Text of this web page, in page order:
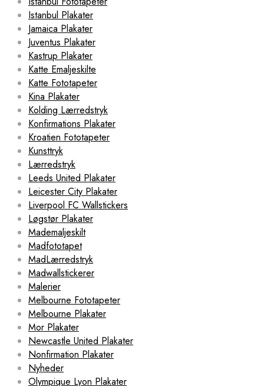
Istanbul Plakater
Jamaica Plakater
Juventus Plakater
Kastrup Plakater
Katte Emaljeskilte
Katte Fototapeter
Kina Plakater
Kolding Lærredstryk
Konfirmations Plakater
Kroatien Fototapeter
Kunsttryk
Lærredstryk
Leeds United Plakater
Leicester City Plakater
Liverpool FC Wallstickers
Løgstør Plakater
Mademaljeskilt
Madfototapet
MadLærredstryk
Madwallstickerer
Malerier
Melbourne Fototapeter
Melbourne Plakater
Mor Plakater
Newcastle United Plakater
Nonfirmation Plakater
Nyheder
Olympique Lyon Plakater